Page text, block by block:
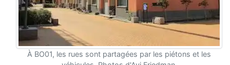
À BO01, les rues sont partagées par les piétons et les